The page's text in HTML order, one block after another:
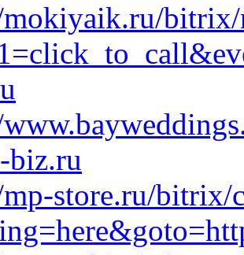
bitrix/
biz.ru
store.ru/bitrix/